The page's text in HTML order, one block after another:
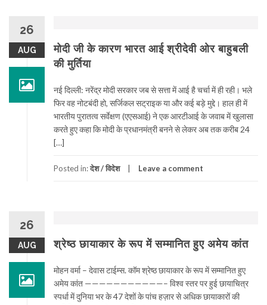
26
AUG
मोदी जी के कारण भारत आई श्रीदेवी ओर बाहुबली
की मुर्तिया
नई दिल्ली: नरेंद्र मोदी सरकार जब से सत्ता में आई है चर्चा में ही रही। भले
फिर वह नोटबंदी हो, सर्जिकल सट्राइक या और कई बड़े मुद्दे। हाल ही में
भारतीय पुरातत्व सर्वेक्षण (एएसआई) ने एक आरटीआई के जवाब में खुलासा
करते हुए कहा कि मोदी के प्रधानमंत्री बनने से लेकर अब तक करीब 24
[…]
Posted in:देश / विदेश Leave a comment
26
AUG श्रेष्ठ छायाकार के रूप में सम्मानित हुए अमेय कांत
मोहन वर्मा – देवास टाईम्स. कॉम श्रेष्ठ छायाकार के रूप में सम्मानित हुए
अमेय कांत ———————————– विश्व स्तर पर हुई छायाचित्र
स्पर्धा में दुनिया भर के 47 देशों के पांच हज़ार से अधिक छायाकारों की